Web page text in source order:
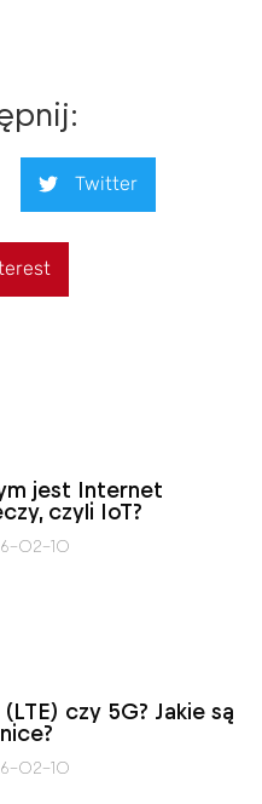
Twitter
jest Internet
czyli IoT?
02-10
czy 5G? Jakie są
02-10